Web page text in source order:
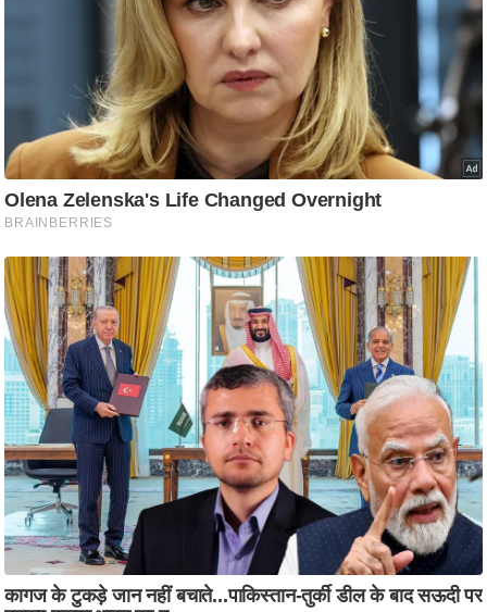
ले
न
शि
प
ज
नी
ति
वि
श्ले
ष
ण
स
म
सा
म
यि